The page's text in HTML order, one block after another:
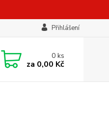
Přihlášení
0ks
za 0,00 Kč